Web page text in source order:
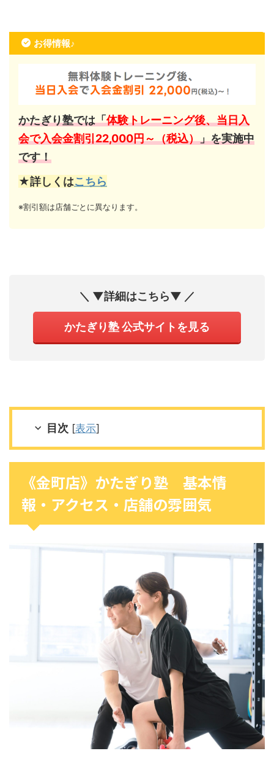
お得情報♪
かたぎり塾では「体験トレーニング後、当日入
会で入会金割引22,000円～（税込）」を実施中
です！
★詳しくはこちら
※割引額は店舗ごとに異なります。
＼ ▼詳細はこちら▼ ／
かたぎり塾 公式サイトを見る
目次 [表示]
《金町店》かたぎり塾 基本情
報・アクセス・店舗の雰囲気